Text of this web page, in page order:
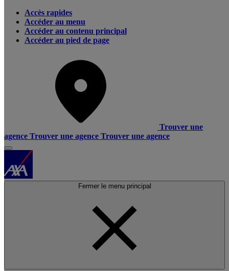
Accès rapides
Accéder au menu
Accéder au contenu principal
Accéder au pied de page
Trouver une
agence Trouver une agence Trouver une agence
Fermer le menu principal